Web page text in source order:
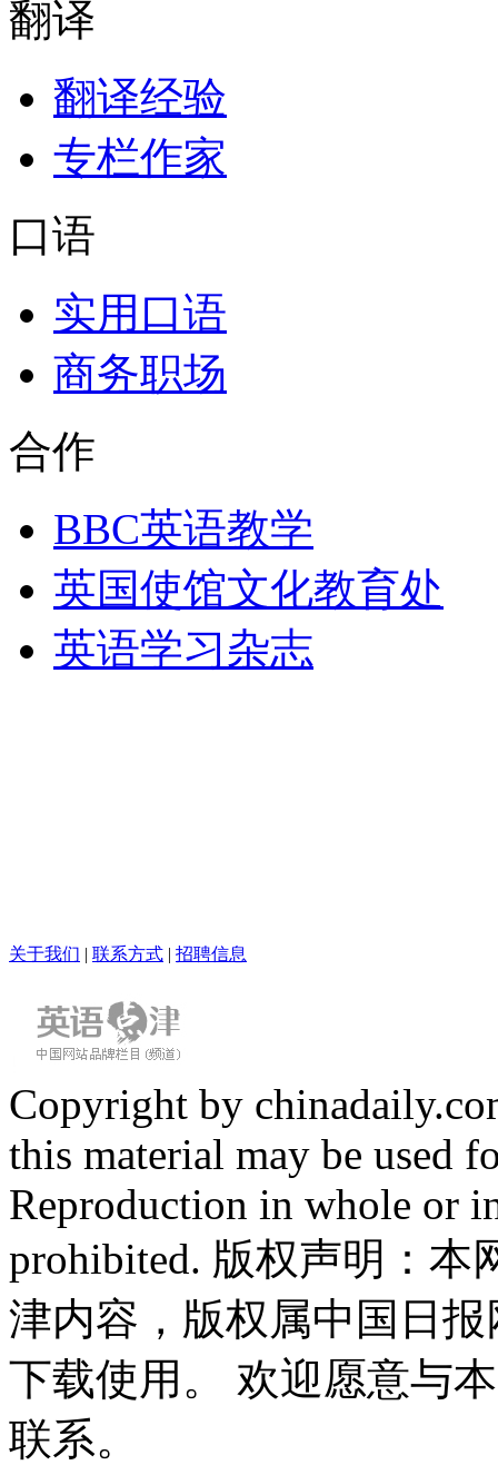
翻译
翻译经验
专栏作家
口语
实用口语
商务职场
合作
BBC英语教学
英国使馆文化教育处
英语学习杂志
关于我们 | 联系方式 | 招聘信息
Copyright by
this material may be used
Reproduction in whole or
prohibited. 版权声明：
津内容，版权属中国日
下载使用。 欢迎愿意与
联系。